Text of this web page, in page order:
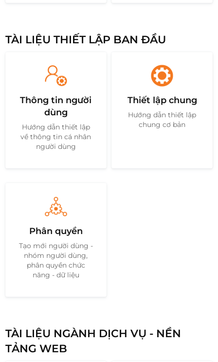
TÀI LIỆU THIẾT LẬP BAN ĐẦU
Thông tin người
dùng
Hướng dẫn thiết lập
về thông tin cá nhân
người dùng
Thiết lập chung
Hướng dẫn thiết lập
chung cơ bản
Phân quyền
Tạo mới người dùng -
nhóm người dùng,
phân quyền chức
năng - dữ liệu
TÀI LIỆU NGÀNH DỊCH VỤ - NỀN
TẢNG WEB